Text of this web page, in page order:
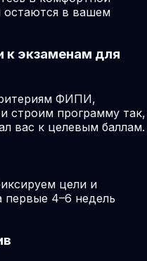
остаются в вашем
к экзаменам для
ФИПИ,
строим программу так,
вас к целевым баллам.
цели и
4–6 недель